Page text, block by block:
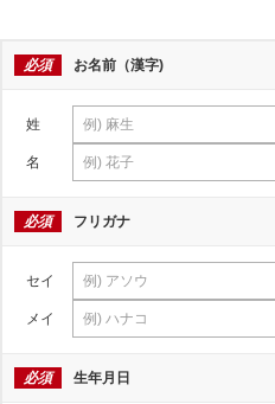
必須 お名前（漢字)
姓
名
必須 フリガナ
セイ
メイ
必須 生年月日